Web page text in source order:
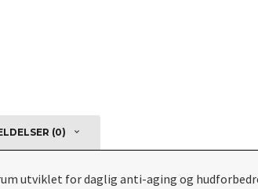
(0)
utviklet for daglig anti-aging og